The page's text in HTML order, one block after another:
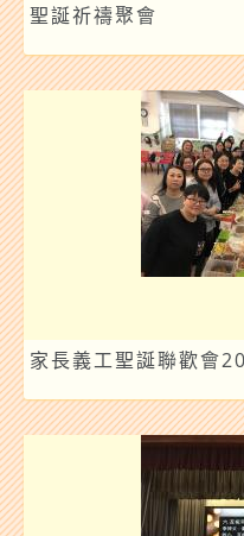
聖誕祈禱聚會
家長義工聖誕聯歡會